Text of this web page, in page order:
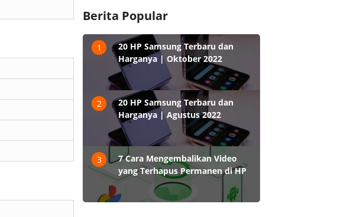
Berita Popular
1
20 HP Samsung Terbaru dan
Harganya | Oktober 2022
2
20 HP Samsung Terbaru dan
Harganya | Agustus 2022
3
7 Cara Mengembalikan Video
yang Terhapus Permanen di HP